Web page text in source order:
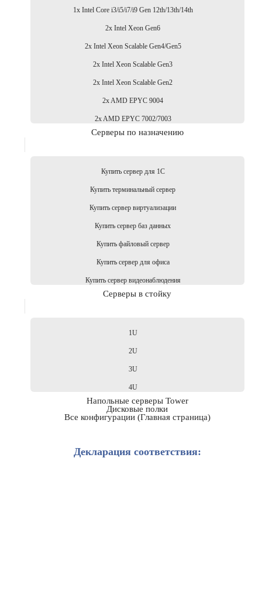
1x Intel Core i3/i5/i7/i9 Gen 12th/13th/14th
2x Intel Xeon Gen6
2x Intel Xeon Scalable Gen4/Gen5
2x Intel Xeon Scalable Gen3
2x Intel Xeon Scalable Gen2
2x AMD EPYC 9004
2x AMD EPYC 7002/7003
Серверы по назначению
Купить сервер для 1С
Купить терминальный сервер
Купить сервер виртуализации
Купить сервер баз данных
Купить файловый сервер
Купить сервер для офиса
Купить сервер видеонаблюдения
Серверы в стойку
1U
2U
3U
4U
Напольные серверы Tower
Дисковые полки
Все конфигурации (Главная страница)
Декларация соответствия: